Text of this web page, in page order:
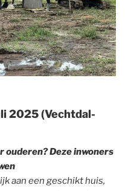
2025 (Vechtdal-
ouderen? Deze inwoners
aan een geschikt huis,